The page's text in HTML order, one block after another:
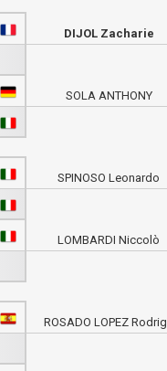
DIJOL Zacharie
SOLA ANTHONY
SPINOSO Leonardo
LOMBARDI Niccolò
ROSADO LOPEZ